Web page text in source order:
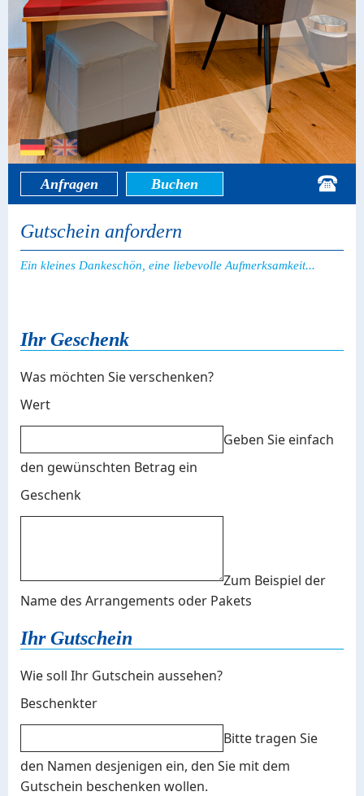
Anfragen Buchen
Gutschein anfordern
Ein kleines Dankeschön, eine liebevolle Aufmerksamkeit...
Ihr Geschenk
Was möchten Sie verschenken?
Wert
Geben Sie einfach
den gewünschten Betrag ein
Geschenk
Zum Beispiel der
Name des Arrangements oder Pakets
Ihr Gutschein
Wie soll Ihr Gutschein aussehen?
Beschenkter
Bitte tragen Sie
den Namen desjenigen ein, den Sie mit dem
Gutschein beschenken wollen.